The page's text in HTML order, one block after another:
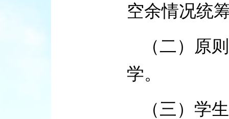
空余情况统
（二）原
学。
（三）学